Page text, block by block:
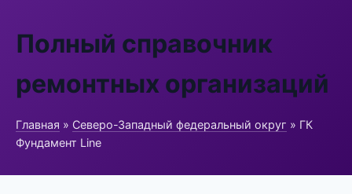
Полный справочник
ремонтных организаций
Главная » Северо-Западный федеральный округ » ГК
Фундамент Line